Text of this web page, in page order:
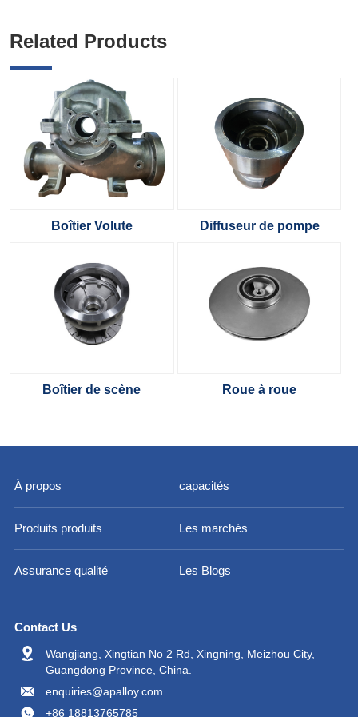
Related Products
Boîtier Volute Diffuseur de pompe
Boîtier de scène Roue à roue
À propos capacités
Produits produits Les marchés
Assurance qualité Les Blogs
Contact Us
Wangjiang, Xingtian No 2 Rd, Xingning, Meizhou City,
Guangdong Province, China.
enquiries@apalloy.com
+86 18813765785